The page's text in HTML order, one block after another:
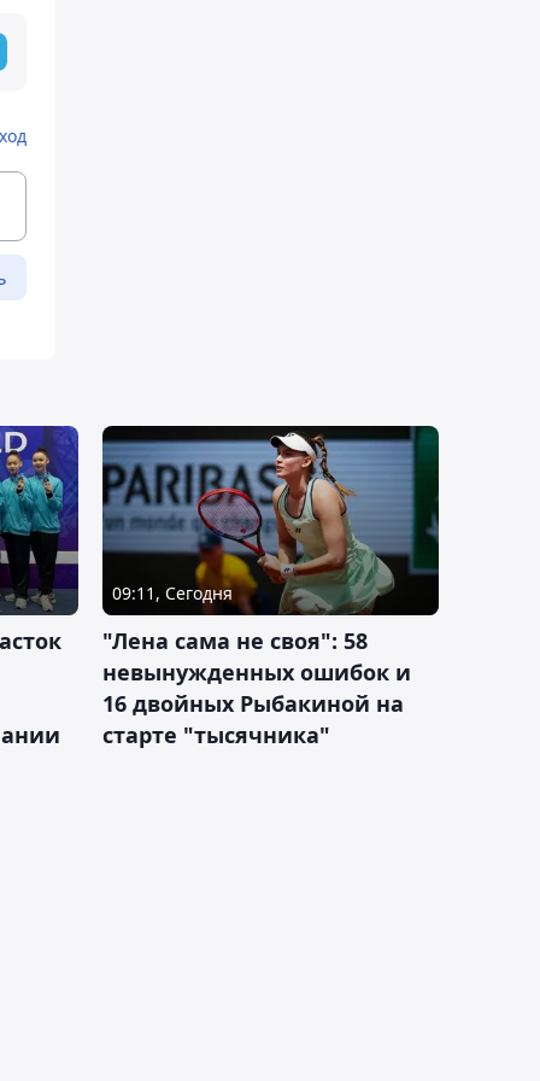
09:11, Сегодня
"Лена сама не своя": 58
невынужденных ошибок и
16 двойных Рыбакиной на
старте "тысячника"